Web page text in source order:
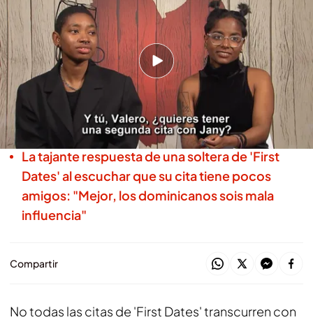
First Dates
Madrid, 10 SEP 2025 - 23:15h.
Valero y Jany no han congeniado al cien por
cien pese a las intenciones de la última en
seguir conociendo a su cita
La tajante respuesta de una soltera de 'First
Dates' al escuchar que su cita tiene pocos
amigos: "Mejor, los dominicanos sois mala
influencia"
Compartir
No todas las citas de 'First Dates' transcurren con